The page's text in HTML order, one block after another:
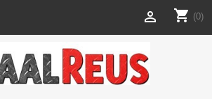
shopping_cart (0)
